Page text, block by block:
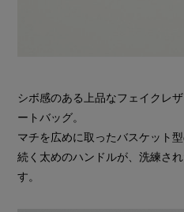
シボ感のある上品なフェイクレ
ートバッグ。
マチを広めに取ったバスケット
続く太めのハンドルが、洗練さ
す。